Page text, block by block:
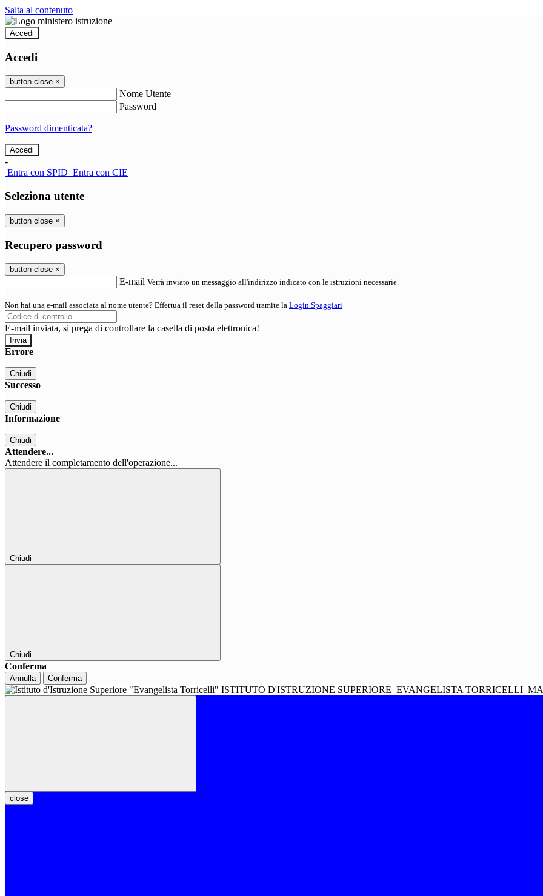
Salta al contenuto
Accedi
Accedi
button close ×
Nome Utente
Password
Password dimenticata?
-
Entra con SPID Entra con CIE
Seleziona utente
button close ×
Recupero password
button close ×
E-mail Verrà inviato un messaggio all'indirizzo indicato con le istruzioni necessarie.
Non hai una e-mail associata al nome utente? Effettua il reset della password tramite la Login Spaggiari
E-mail inviata, si prega di controllare la casella di posta elettronica!
Errore
Chiudi
Successo
Chiudi
Informazione
Chiudi
Attendere...
Attendere il completamento dell'operazione...
Chiudi
Chiudi
Conferma
Annulla Conferma
ISTITUTO D'ISTRUZIONE SUPERIORE EVANGELISTA TORRICELLI
close